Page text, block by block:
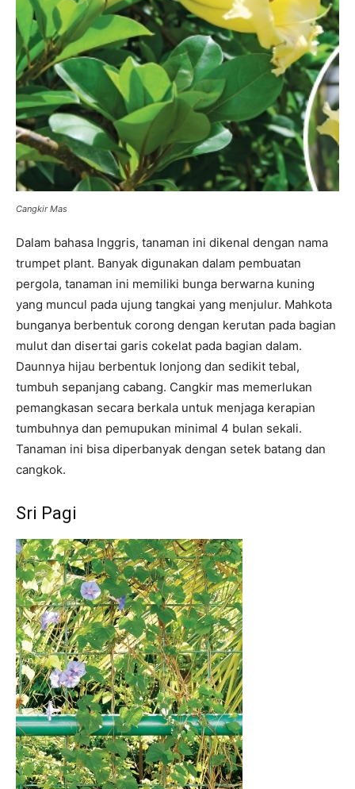
Cangkir Mas
Dalam bahasa Inggris, tanaman ini dikenal dengan nama
trumpet plant. Banyak digunakan dalam pembuatan
pergola, tanaman ini memiliki bunga berwarna kuning
yang muncul pada ujung tangkai yang menjulur. Mahkota
bunganya berbentuk corong dengan kerutan pada bagian
mulut dan disertai garis cokelat pada bagian dalam.
Daunnya hijau berbentuk lonjong dan sedikit tebal,
tumbuh sepanjang cabang. Cangkir mas memerlukan
pemangkasan secara berkala untuk menjaga kerapian
tumbuhnya dan pemupukan minimal 4 bulan sekali.
Tanaman ini bisa diperbanyak dengan setek batang dan
cangkok.
Sri Pagi